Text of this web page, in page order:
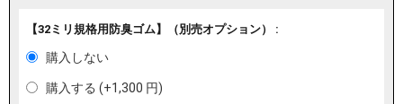
【32ミリ規格用防臭ゴム】（別売オプション） :
購入しない
購入する (+1,300 円)